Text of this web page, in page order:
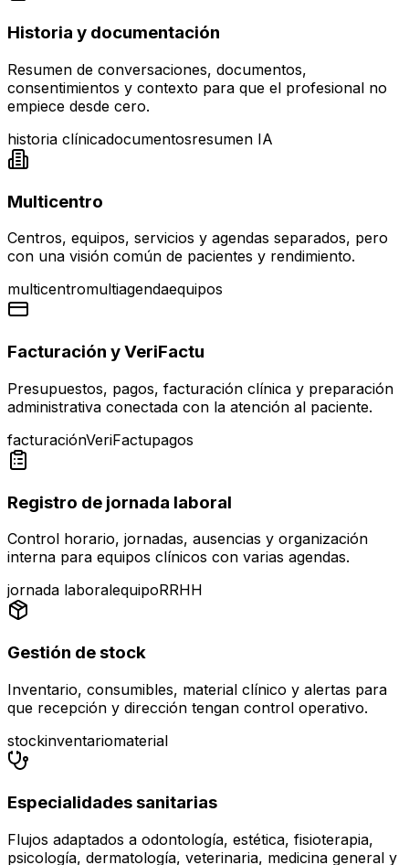
Historia y documentación
Resumen de conversaciones, documentos,
consentimientos y contexto para que el profesional no
empiece desde cero.
historia clínicadocumentosresumen IA
Multicentro
Centros, equipos, servicios y agendas separados, pero
con una visión común de pacientes y rendimiento.
multicentromultiagendaequipos
Facturación y VeriFactu
Presupuestos, pagos, facturación clínica y preparación
administrativa conectada con la atención al paciente.
facturaciónVeriFactupagos
Registro de jornada laboral
Control horario, jornadas, ausencias y organización
interna para equipos clínicos con varias agendas.
jornada laboralequipoRRHH
Gestión de stock
Inventario, consumibles, material clínico y alertas para
que recepción y dirección tengan control operativo.
stockinventariomaterial
Especialidades sanitarias
Flujos adaptados a odontología, estética, fisioterapia,
psicología, dermatología, veterinaria, medicina general y